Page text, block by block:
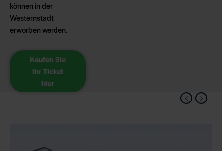
können in der
Westernstadt
erworben werden.
Kaufen Sie
Ihr Ticket
hier